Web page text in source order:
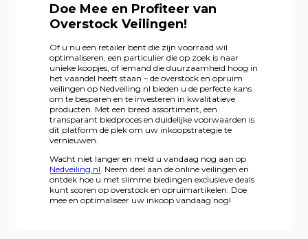
Doe Mee en Profiteer van
Overstock Veilingen!
Of u nu een retailer bent die zijn voorraad wil
optimaliseren, een particulier die op zoek is naar
unieke koopjes, of iemand die duurzaamheid hoog in
het vaandel heeft staan – de overstock en opruim
veilingen op Nedveiling.nl bieden u de perfecte kans
om te besparen en te investeren in kwalitatieve
producten. Met een breed assortiment, een
transparant biedproces en duidelijke voorwaarden is
dit platform dé plek om uw inkoopstrategie te
vernieuwen.
Wacht niet langer en meld u vandaag nog aan op
Nedveiling.nl . Neem deel aan de online veilingen en
ontdek hoe u met slimme biedingen exclusieve deals
kunt scoren op overstock en opruimartikelen. Doe
mee en optimaliseer uw inkoop vandaag nog!